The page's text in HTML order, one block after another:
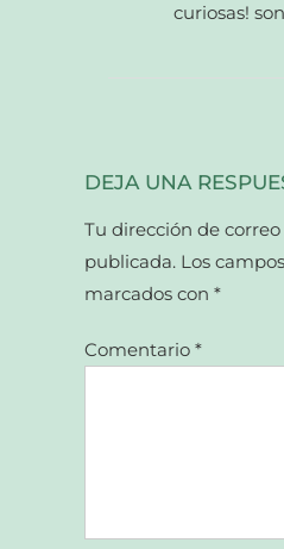
curiosas!
DEJA UNA
Tu dirección de
publicada. Los
marcados con*
Comentario*